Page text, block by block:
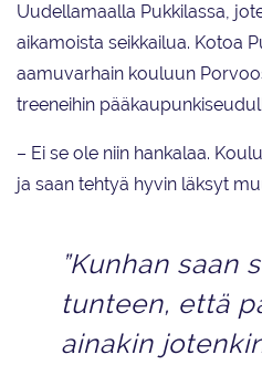
Uudellamaalla Pukkilassa,
aikamoista seikkailua. Kotoa
aamuvarhain kouluun
treeneihin
– Ei se ole niin hankalaa.
ja saan tehtyä hyvin läksyt
”Kunhan saan
tunteen, että
ainakin